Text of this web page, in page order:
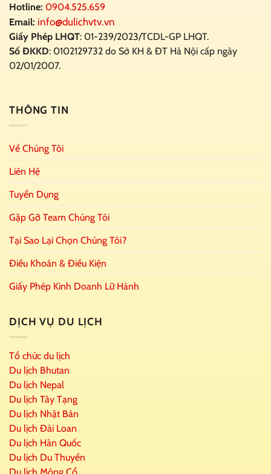
Hotline: 0904.525.659
Email: info@dulichvtv.vn
Giấy Phép LHQT: 01-239/2023/TCDL-GP LHQT.
Số ĐKKD: 0102129732 do Sở KH & ĐT Hà Nội cấp ngày
02/01/2007.
THÔNG TIN
Về Chúng Tôi
Liên Hệ
Tuyển Dụng
Gặp Gỡ Team Chúng Tôi
Tại Sao Lại Chọn Chúng Tôi?
Điều Khoản & Điều Kiện
Giấy Phép Kinh Doanh Lữ Hành
DỊCH VỤ DU LỊCH
Tổ chức du lịch
Du lịch Bhutan
Du lịch Nepal
Du lịch Tây Tạng
Du lịch Nhật Bản
Du lịch Đài Loan
Du lịch Hàn Quốc
Du lịch Du Thuyền